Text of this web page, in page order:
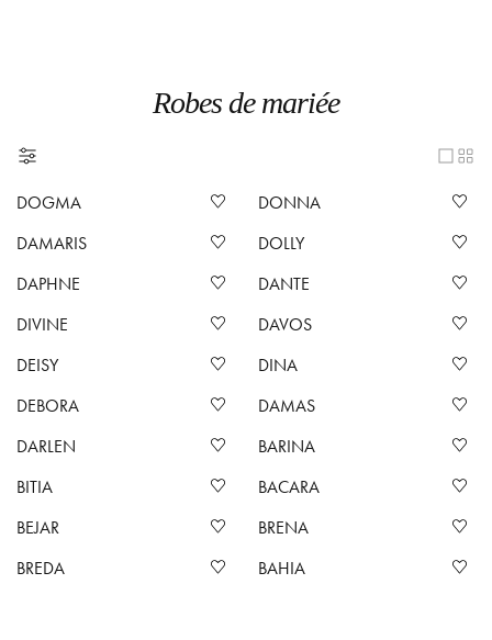
Robes de mariée
DOGMA
DONNA
DAMARIS
DOLLY
DAPHNE
DANTE
DIVINE
DAVOS
DEISY
DINA
DEBORA
DAMAS
DARLEN
BARINA
BITIA
BACARA
BEJAR
BRENA
BREDA
BAHIA